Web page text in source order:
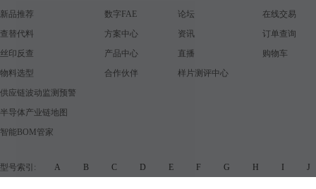
新品推荐
查替代料
丝印反查
物料选型
供应链波动监测预警
半导体产业链地图
智能BOM管家
数字FAE
方案中心
产品中心
合作伙伴
论坛
资讯
直播
样片测评中心
在线交易
订单查询
购物车
型号索引: A B C D E F G H